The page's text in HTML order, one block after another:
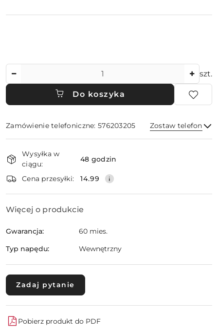
szt.
Do koszyka
Zamówienie telefoniczne: 576203205 Zostaw telefon
i
dostawa
Wysyłka w
ciągu:
48 godzin
Cena przesyłki: 14.99
Więcej o produkcie
Gwarancja:
60 mies.
Typ napędu:
Wewnętrzny
Zadaj pytanie
Pobierz produkt do PDF